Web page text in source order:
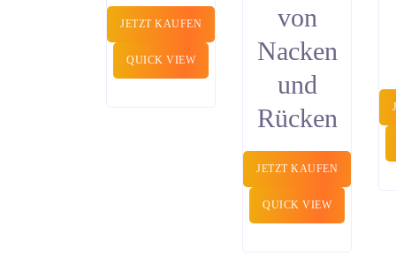
JETZT KAUFEN
QUICK VIEW
von
Nacken
und
Rücken
JETZT KAUFEN
QUICK VIEW